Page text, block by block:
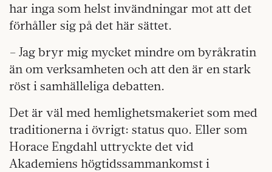
har inga som helst invändningar mot att det
förhåller sig på det här sättet.
– Jag bryr mig mycket mindre om byråkratin
än om verksamheten och att den är en stark
röst i samhälleliga debatten.
Det är väl med hemlighetsmakeriet som med
traditionerna i övrigt: status quo. Eller som
Horace Engdahl uttryckte det vid
Akademiens högtidssammankomst i